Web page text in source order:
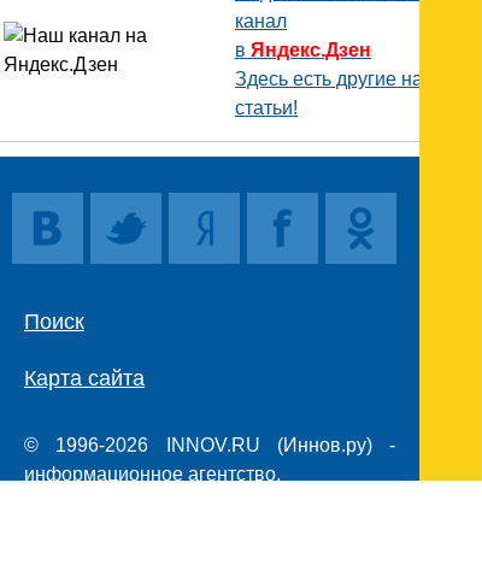
канал
в Яндекс.Дзен
Здесь есть другие наши
статьи!
Поиск
Карта сайта
© 1996-2026 INNOV.RU (Иннов.ру) -
информационное агентство.